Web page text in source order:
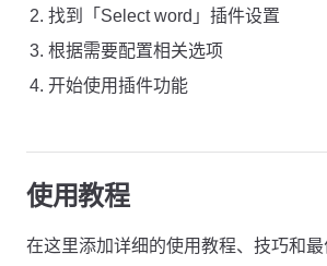
找到「Select word」插件设置
根据需要配置相关选项
开始使用插件功能
使用教程
在这里添加详细的使用教程、技巧和最